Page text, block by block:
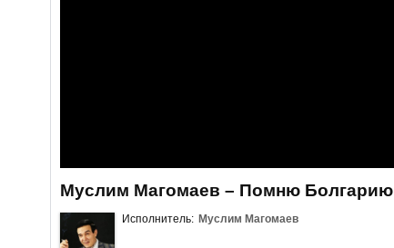
Муслим Магомаев – Помню Болгарию
Исполнитель: Муслим Магомаев